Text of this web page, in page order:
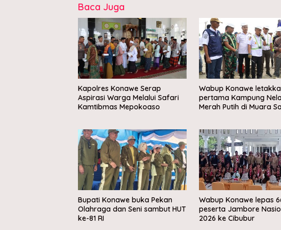
Baca Juga
Kapolres Konawe Serap
Aspirasi Warga Melalui Safari
Kamtibmas Mepokoaso
Wabup Konawe
pertama Kampung
Merah Putih di Muara
Bupati Konawe buka Pekan
Olahraga dan Seni sambut HUT
ke-81 RI
Wabup Konawe lepas
peserta Jambore
2026 ke Cibubur